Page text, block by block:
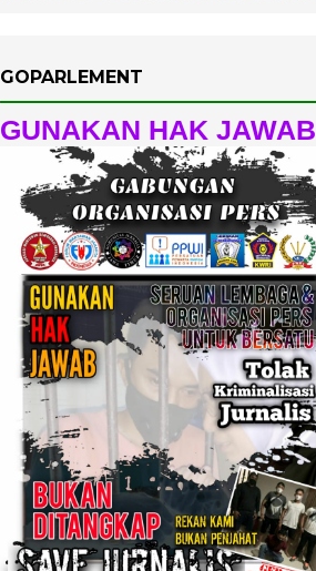
GOPARLEMENT
GUNAKAN HAK JAWAB